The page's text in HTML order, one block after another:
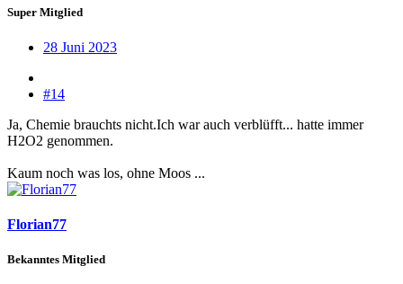
Super Mitglied
28 Juni 2023
#14
Ja, Chemie brauchts nicht.Ich war auch verblüfft... hatte immer
H2O2 genommen.
Kaum noch was los, ohne Moos ...
Florian77
Bekanntes Mitglied